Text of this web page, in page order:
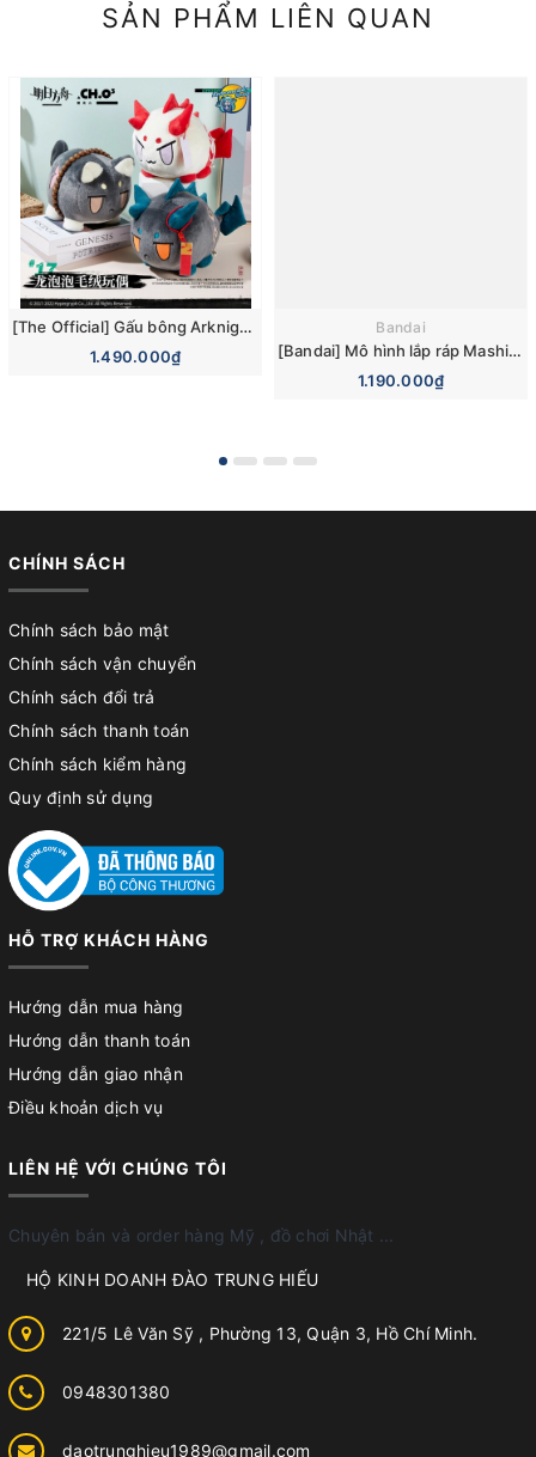
SẢN PHẨM LIÊN QUAN
[The Official] Gấu bông Arknights Bubble Nian Saga Dusk Ver Plushie Plush Doll
1.490.000₫
Bandai
[Bandai] Mô hình lắp ráp Mashin Eiyuuden Wataru High Grade HG Amplified IMGN Ryujinmaru Model Kit
1.190.000₫
CHÍNH SÁCH
Chính sách bảo mật
Chính sách vận chuyển
Chính sách đổi trả
Chính sách thanh toán
Chính sách kiểm hàng
Quy định sử dụng
HỖ TRỢ KHÁCH HÀNG
Hướng dẫn mua hàng
Hướng dẫn thanh toán
Hướng dẫn giao nhận
Điều khoản dịch vụ
LIÊN HỆ VỚI CHÚNG TÔI
Chuyên bán và order hàng Mỹ , đồ chơi Nhật ...
HỘ KINH DOANH ĐÀO TRUNG HIẾU
221/5 Lê Văn Sỹ , Phường 13, Quận 3, Hồ Chí Minh.
0948301380
daotrunghieu1989@gmail.com